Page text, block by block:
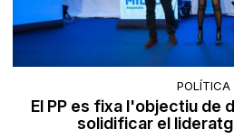
POLÍTICA
El PP es fixa l'objectiu de
solidificar el